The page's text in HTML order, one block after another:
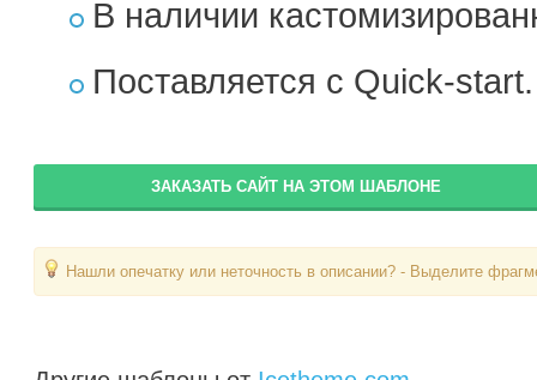
В наличии
Поставляется с Quick-start.
ЗАКАЗАТЬ САЙТ НА ЭТОМ ШАБЛОНЕ
Нашли опечатку или неточность в описании? - Выделите